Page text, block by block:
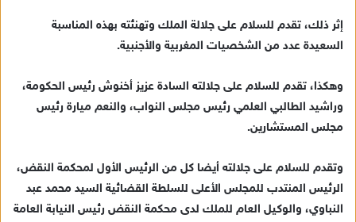
ت
ر
إثر ذلك، تقدم للسلام على جلالة الملك وتهنئته بهذه المناسبة
السعيدة عدد من الشخصيات المغربية والأجنبية.
وهكذا، تقدم للسلام على جلالته السادة عزيز أخنوش رئيس الحكومة،
وراشيد الطالبي العلمي رئيس مجلس النواب، والنعم ميارة رئيس
مجلس المستشارين.
وتقدم للسلام على جلالته أيضا كل من الرئيس الأول لمحكمة النقض،
الرئيس المنتدب للمجلس الأعلى للسلطة القضائية السيد محمد عبد
النباوي، والوكيل العام للملك لدى محكمة النقض رئيس النيابة العامة